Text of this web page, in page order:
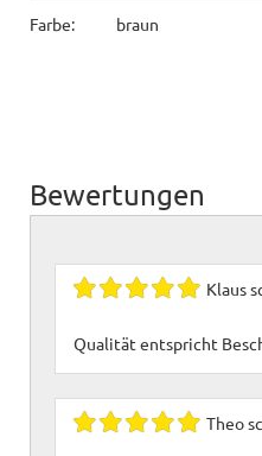
Farbe: braun
Bewertungen
Klaus
Qualität entspricht
Theo